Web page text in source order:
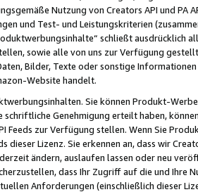
Nutzung von Creators API und PA
und Test- und Leistungskriterien
schließt ausdrücklich
sowie alle von uns zur Verfügung
Bilder, Texte oder sonstige
Website handelt.
Sie können Produkt-
schriftliche Genehmigung erteilt haben,
Feeds zur Verfügung stellen. Wenn Sie
dieser Lizenz. Sie erkennen an, dass wir
ändern, auslaufen lassen oder neu
dass Ihr Zugriff auf die und Ihre
Anforderungen (einschließlich dieser